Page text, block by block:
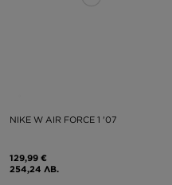
NIKE W AIR FORCE 1 '07
129,99 €
254,24 ЛВ.